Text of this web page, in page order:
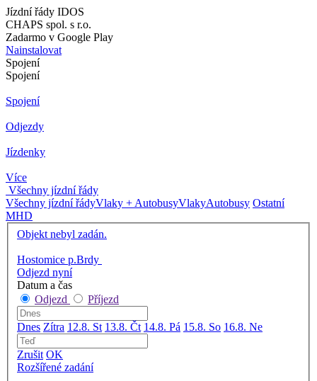
Jízdní řády IDOS
CHAPS spol. s r.o.
Zadarmo v Google Play
Nainstalovat
Spojení
Spojení
Spojení
Odjezdy
Jízdenky
Více
Všechny jízdní řády
Všechny jízdní řádyVlaky + AutobusyVlakyAutobusy Ostatní
MHD
Objekt nebyl zadán.
Hostomice p.Brdy
Odjezd nyní
Datum a čas
Odjezd
Příjezd
Dnes Zítra 12.8. St 13.8. Čt 14.8. Pá 15.8. So 16.8. Ne
Zrušit OK
Rozšířené zadání